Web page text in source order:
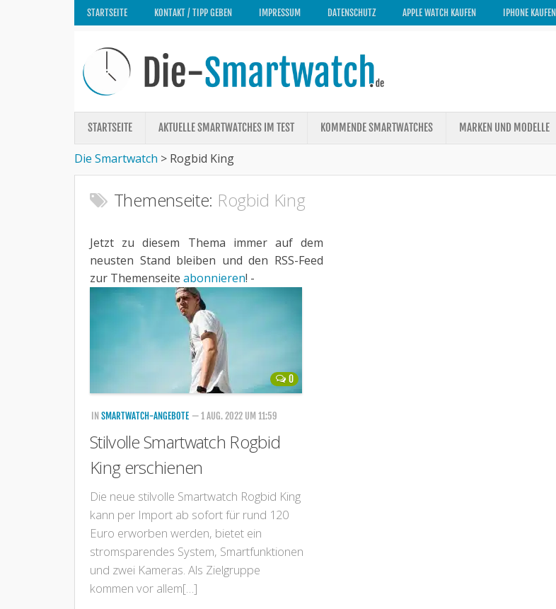
STARTSEITE KONTAKT / TIPP GEBEN IMPRESSUM DATENSCHUTZ APPLE WATCH KAUFEN IPHONE KAUFEN
STARTSEITE AKTUELLE SMARTWATCHES IM TEST KOMMENDE SMARTWATCHES MARKEN UND MODELLE
Die Smartwatch > Rogbid King
Themenseite: Rogbid King
Jetzt zu diesem Thema immer auf dem
neusten Stand bleiben und den RSS-Feed
zur Themenseite abonnieren! -
0
IN SMARTWATCH-ANGEBOTE — 1 AUG. 2022 UM 11:59
Stilvolle Smartwatch Rogbid
King erschienen
Die neue stilvolle Smartwatch Rogbid King
kann per Import ab sofort für rund 120
Euro erworben werden, bietet ein
stromsparendes System, Smartfunktionen
und zwei Kameras. Als Zielgruppe
kommen vor allem[…]